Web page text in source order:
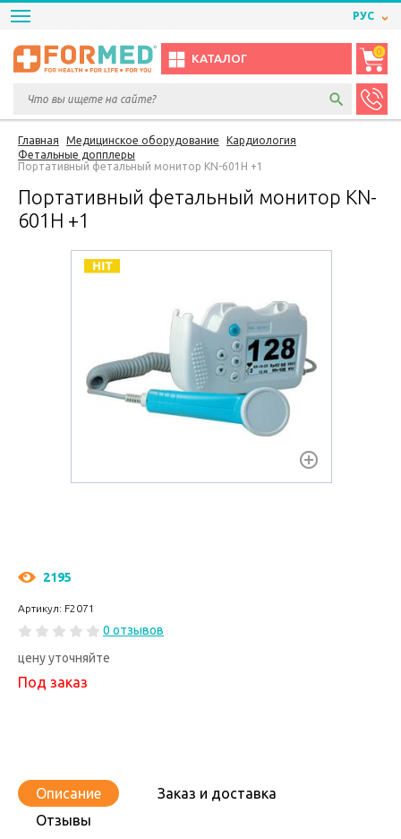
РУС
КАТАЛОГ
0
Главная Медицинское оборудование
Кардиология
Фетальные допплеры
Портативный фетальный монитор KN-601H +1
Портативный фетальный монитор KN-
601H +1
2195
Артикул: F2071
0 отзывов
цену уточняйте
Под заказ
Описание
Заказ и доставка
Отзывы